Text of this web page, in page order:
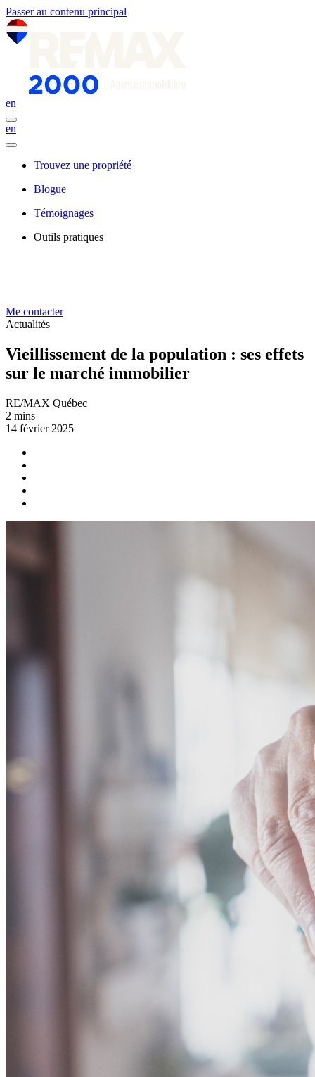
Passer au contenu principal
en
en
Trouvez une propriété
Blogue
Témoignages
Outils pratiques
Me contacter
Actualités
Vieillissement de la population : ses effets
sur le marché immobilier
RE/MAX Québec
2 mins
14 février 2025